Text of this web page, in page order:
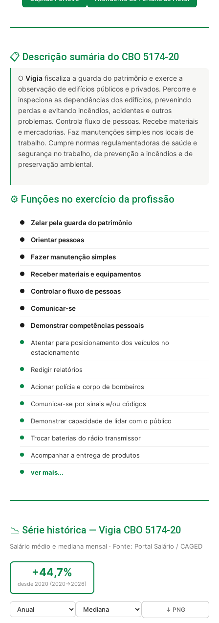
📋 Descrição sumária do CBO 5174-20
O Vigia fiscaliza a guarda do patrimônio e exerce a
observação de edifícios públicos e privados. Percorre e
inspeciona as dependências dos edifícios, prevenindo
perdas e evitando incêndios, acidentes e outros
problemas. Controla fluxo de pessoas. Recebe materiais
e mercadorias. Faz manutenções simples nos locais de
trabalho. Cumpre normas regulamentadoras de saúde e
segurança no trabalho, de prevenção a incêndios e de
preservação ambiental.
⚙️ Funções no exercício da profissão
Zelar pela guarda do patrimônio
Orientar pessoas
Fazer manutenção simples
Receber materiais e equipamentos
Controlar o fluxo de pessoas
Comunicar-se
Demonstrar competências pessoais
Atentar para posicionamento dos veículos no
estacionamento
Redigir relatórios
Acionar polícia e corpo de bombeiros
Comunicar-se por sinais e/ou códigos
Demonstrar capacidade de lidar com o público
Trocar baterias do rádio transmissor
Acompanhar a entrega de produtos
ver mais...
📉 Série histórica — Vigia CBO 5174-20
Salário médio e mediana mensal · Fonte: Portal Salário / CAGED
+44,7%
desde 2020 (2020→2026)
↓ PNG